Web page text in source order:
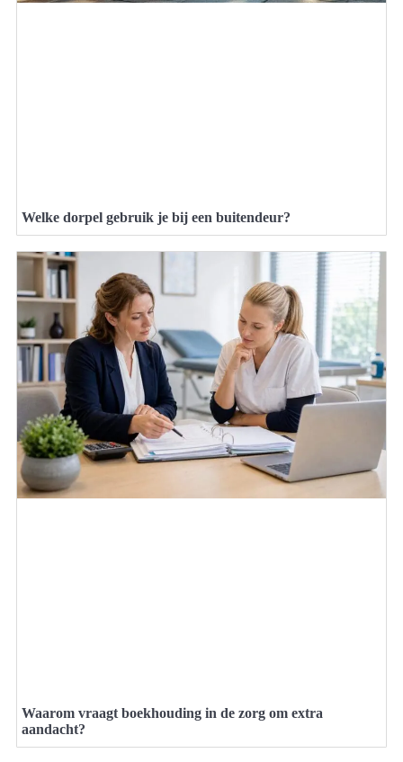
Welke dorpel gebruik je bij een buitendeur?
Waarom vraagt boekhouding in de zorg om extra
aandacht?